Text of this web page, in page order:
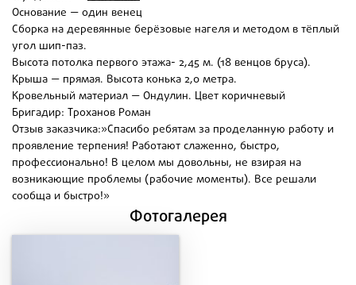
Основание — один венец
Сборка на деревянные берёзовые нагеля и методом в тёплый
угол шип-паз.
Высота потолка первого этажа- 2,45 м. (18 венцов бруса).
Крыша — прямая. Высота конька 2,0 метра.
Кровельный материал —Ондулин. Цвет коричневый
Бригадир: Троханов Роман
Отзывзаказчика:»Спасибо ребятам за проделанную работу и
проявление терпения! Работают слаженно, быстро,
профессионально! В целом мы довольны, не взирая на
возникающие проблемы (рабочие моменты). Все решали
сообща и быстро!»
Фотогалерея